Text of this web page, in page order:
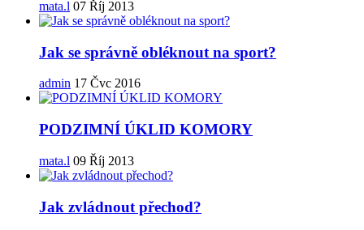
mata.l 07 Říj 2013
Jak se správně obléknout na sport?
admin 17 Čvc 2016
PODZIMNÍ ÚKLID KOMORY
mata.l 09 Říj 2013
Jak zvládnout přechod?